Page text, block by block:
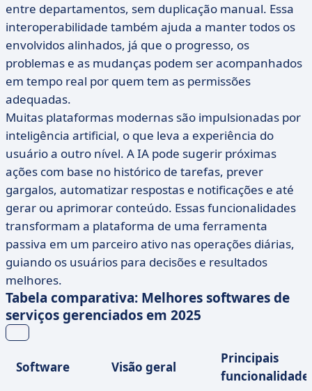
entre departamentos, sem duplicação manual. Essa
interoperabilidade também ajuda a manter todos os
envolvidos alinhados, já que o progresso, os
problemas e as mudanças podem ser acompanhados
em tempo real por quem tem as permissões
adequadas.
Muitas plataformas modernas são impulsionadas por
inteligência artificial, o que leva a experiência do
usuário a outro nível. A IA pode sugerir próximas
ações com base no histórico de tarefas, prever
gargalos, automatizar respostas e notificações e até
gerar ou aprimorar conteúdo. Essas funcionalidades
transformam a plataforma de uma ferramenta
passiva em um parceiro ativo nas operações diárias,
guiando os usuários para decisões e resultados
melhores.
Tabela comparativa: Melhores softwares de
serviços gerenciados em 2025
Software Visão geral
Principais